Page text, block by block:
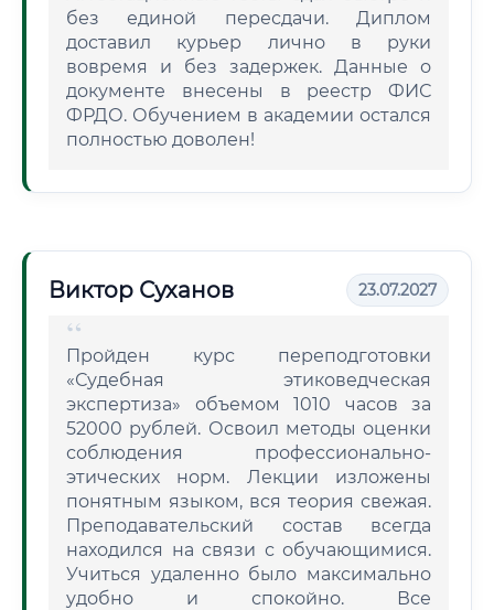
без единой пересдачи. Диплом
доставил курьер лично в руки
вовремя и без задержек. Данные о
документе внесены в реестр ФИС
ФРДО. Обучением в академии остался
полностью доволен!
Виктор Суханов 23.07.2027
Пройден курс переподготовки
«Судебная этиковедческая
экспертиза» объемом 1010 часов за
52000 рублей. Освоил методы оценки
соблюдения профессионально-
этических норм. Лекции изложены
понятным языком, вся теория свежая.
Преподавательский состав всегда
находился на связи с обучающимися.
Учиться удаленно было максимально
удобно и спокойно. Все